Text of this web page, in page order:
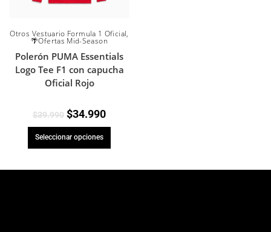
Otros Vestuario Formula 1 Oficial,
🌴Ofertas Mid-Season
Polerón PUMA Essentials
Logo Tee F1 con capucha
Oficial Rojo
$39.990 $34.990
Seleccionar opciones